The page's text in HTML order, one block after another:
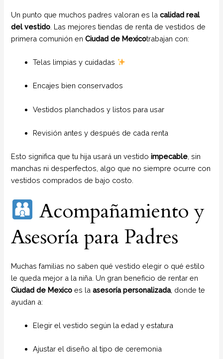
Un punto que muchos padres valoran es lacalidad real
del vestido . Las mejores tiendas de renta de vestidos de
primera comunión enCiudad de Mexicotrabajan con:
Telas limpias y cuidadas
Encajes bien conservados
Vestidos planchados y listos para usar
Revisión antes y después de cada renta
Esto significa que tu hija usará un vestidoimpecable , sin
manchas ni desperfectos, algo que no siempre ocurre con
vestidos comprados de bajo costo.
Acompañamiento y
Asesoría para Padres
Muchas familias no saben qué vestido elegir o qué estilo
le queda mejor a la niña. Un gran beneficio de rentar en
Ciudad de Mexicoes laasesoría personalizada, donde te
ayudan a:
Elegir el vestido según la edad y estatura
Ajustar el diseño al tipo de ceremonia